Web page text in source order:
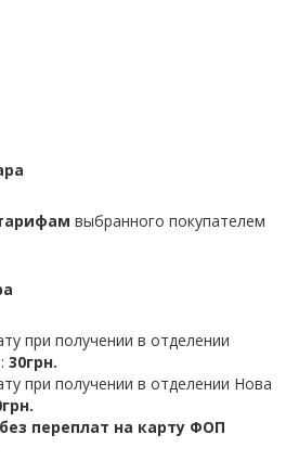
выбранного покупателем
при получении в отделении
30грн.
при получении в отделении Нова
переплат на карту ФОП